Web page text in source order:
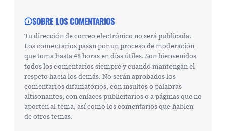
SOBRE LOS COMENTARIOS
Tu dirección de correo electrónico no será publicada.
Los comentarios pasan por un proceso de moderación
que toma hasta 48 horas en días útiles. Son bienvenidos
todos los comentarios siempre y cuando mantengan el
respeto hacia los demás. No serán aprobados los
comentarios difamatorios, con insultos o palabras
altisonantes, con enlaces publicitarios o a páginas que no
aporten al tema, así como los comentarios que hablen
de otros temas.